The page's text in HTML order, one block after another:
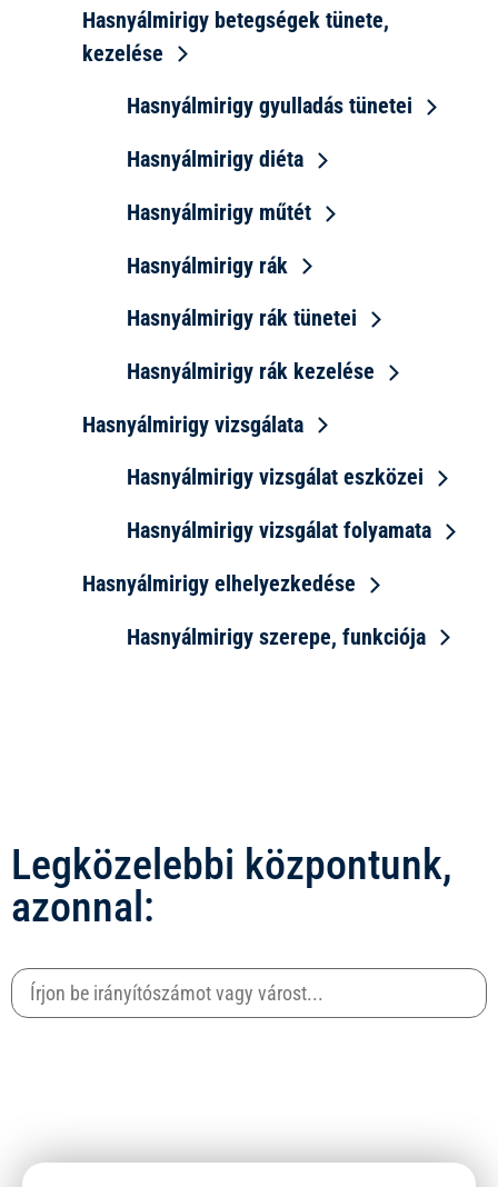
Hasnyálmirigy betegségek tünete,
kezelése
Hasnyálmirigy gyulladás tünetei
Hasnyálmirigy diéta
Hasnyálmirigy műtét
Hasnyálmirigy rák
Hasnyálmirigy rák tünetei
Hasnyálmirigy rák kezelése
Hasnyálmirigy vizsgálata
Hasnyálmirigy vizsgálat eszközei
Hasnyálmirigy vizsgálat folyamata
Hasnyálmirigy elhelyezkedése
Hasnyálmirigy szerepe, funkciója
Legközelebbi központunk,
azonnal: